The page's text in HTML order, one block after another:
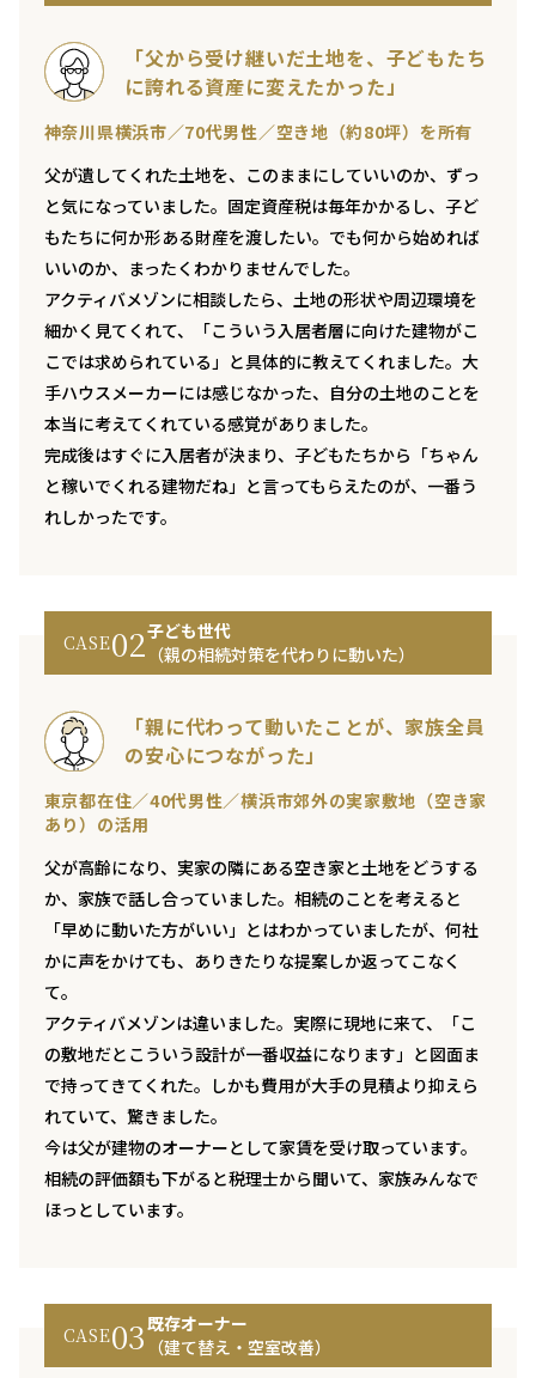
「父から受け継いだ土地を、子どもたち
に誇れる資産に変えたかった」
神奈川県横浜市／70代男性／空き地（約80坪）を所有
父が遺してくれた土地を、このままにしていいのか、ずっ
と気になっていました。固定資産税は毎年かかるし、子ど
もたちに何か形ある財産を渡したい。でも何から始めれば
いいのか、まったくわかりませんでした。
アクティバメゾンに相談したら、土地の形状や周辺環境を
細かく見てくれて、「こういう入居者層に向けた建物がこ
こでは求められている」と具体的に教えてくれました。大
手ハウスメーカーには感じなかった、自分の土地のことを
本当に考えてくれている感覚がありました。
完成後はすぐに入居者が決まり、子どもたちから「ちゃん
と稼いでくれる建物だね」と言ってもらえたのが、一番う
れしかったです。
CASE02子ども世代
（親の相続対策を代わりに動いた）
「親に代わって動いたことが、家族全員
の安心につながった」
東京都在住／40代男性／横浜市郊外の実家敷地（空き家
あり）の活用
父が高齢になり、実家の隣にある空き家と土地をどうする
か、家族で話し合っていました。相続のことを考えると
「早めに動いた方がいい」とはわかっていましたが、何社
かに声をかけても、ありきたりな提案しか返ってこなく
て。
アクティバメゾンは違いました。実際に現地に来て、「こ
の敷地だとこういう設計が一番収益になります」と図面ま
で持ってきてくれた。しかも費用が大手の見積より抑えら
れていて、驚きました。
今は父が建物のオーナーとして家賃を受け取っています。
相続の評価額も下がると税理士から聞いて、家族みんなで
ほっとしています。
CASE03既存オーナー
（建て替え・空室改善）